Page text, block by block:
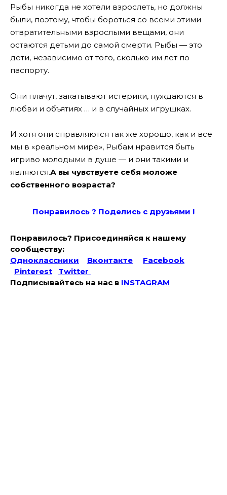
Рыбы никогда не хотели взрослеть, но должны
были, поэтому, чтобы бороться со всеми этими
отвратительными взрослыми вещами, они
остаются детьми до самой смерти. Рыбы — это
дети, независимо от того, сколько им лет по
паспорту.
Они плачут, закатывают истерики, нуждаются в
любви и объятиях … и в случайных игрушках.
И хотя они справляются так же хорошо, как и все
мы в «реальном мире», Рыбам нравится быть
игриво молодыми в душе — и они такими и
являются.А вы чувствуете себя моложе
собственного возраста?
Понравилось ? Поделись с друзьями !
Понравилось? Присоединяйся к нашему
сообществу:
Одноклассники
Вконтакте
Facebook
Pinterest
Twitter
Подписывайтесь на наc в INSTAGRAM